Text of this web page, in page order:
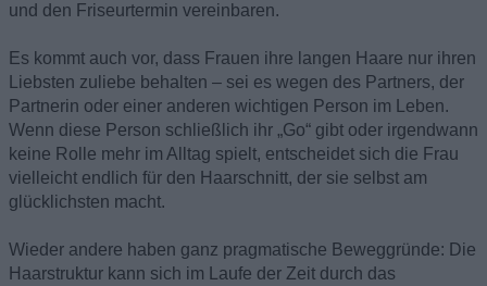
und den Friseurtermin vereinbaren.
Es kommt auch vor, dass Frauen ihre langen Haare nur ihren
Liebsten zuliebe behalten – sei es wegen des Partners, der
Partnerin oder einer anderen wichtigen Person im Leben.
Wenn diese Person schließlich ihr „Go“ gibt oder irgendwann
keine Rolle mehr im Alltag spielt, entscheidet sich die Frau
vielleicht endlich für den Haarschnitt, der sie selbst am
glücklichsten macht.
Wieder andere haben ganz pragmatische Beweggründe: Die
Haarstruktur kann sich im Laufe der Zeit durch das